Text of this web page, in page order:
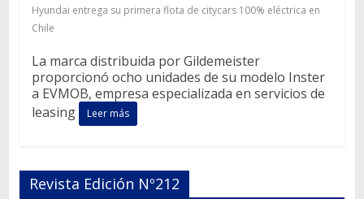
Hyundai entrega su primera flota de citycars 100% eléctrica en
Chile
La marca distribuida por Gildemeister
proporcionó ocho unidades de su modelo Inster
a EVMOB, empresa especializada en servicios de
leasing
Leer más
Revista Edición Nº212